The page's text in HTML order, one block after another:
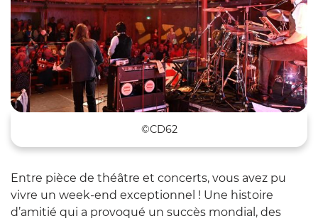
©CD62
Entre pièce de théâtre et concerts, vous avez pu
vivre un week-end exceptionnel ! Une histoire
d’amitié qui a provoqué un succès mondial, des